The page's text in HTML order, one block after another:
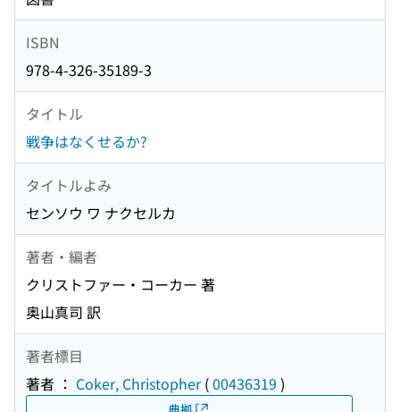
ISBN
978-4-326-35189-3
タイトル
戦争はなくせるか?
タイトルよみ
センソウ ワ ナクセルカ
著者・編者
クリストファー・コーカー 著
奥山真司 訳
著者標目
著者 ： Coker, Christopher(00436319 )